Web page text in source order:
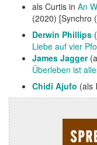
als Curtis in An
(2020) [Synchro
Derwin Phillips
Liebe auf vier
James Jagger
Überleben ist
Chidi Ajufo (als